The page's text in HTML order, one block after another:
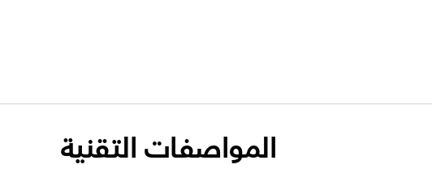
المواصفات التقنية